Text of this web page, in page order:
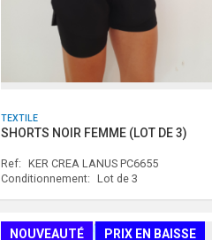
TEXTILE
SHORTS NOIR FEMME (LOT DE 3)
Ref:
KER CREA LANUS PC6655
Conditionnement:
Lot de 3
NOUVEAUTÉ
PRIX EN BAISSE